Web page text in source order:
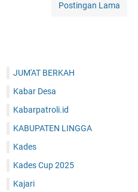
Postingan Lama
JUM'AT BERKAH
Kabar Desa
Kabarpatroli.id
KABUPATEN LINGGA
Kades
Kades Cup 2025
Kajari